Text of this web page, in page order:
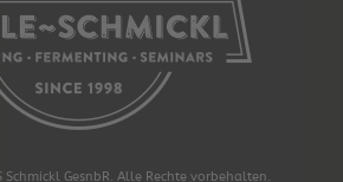
GesnbR. Alle Rechte vorbehalten.